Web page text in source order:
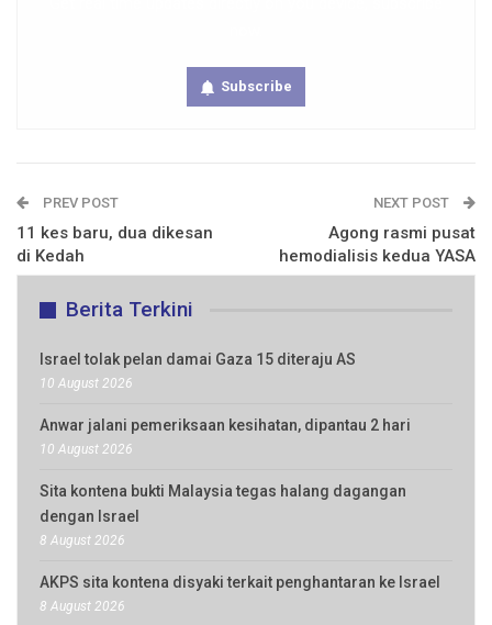
Subscribe
PREV POST
11 kes baru, dua dikesan
di Kedah
NEXT POST
Agong rasmi pusat
hemodialisis kedua YASA
Berita Terkini
Israel tolak pelan damai Gaza 15 diteraju AS
10 August 2026
Anwar jalani pemeriksaan kesihatan, dipantau 2 hari
10 August 2026
Sita kontena bukti Malaysia tegas halang dagangan
dengan Israel
8 August 2026
AKPS sita kontena disyaki terkait penghantaran ke Israel
8 August 2026